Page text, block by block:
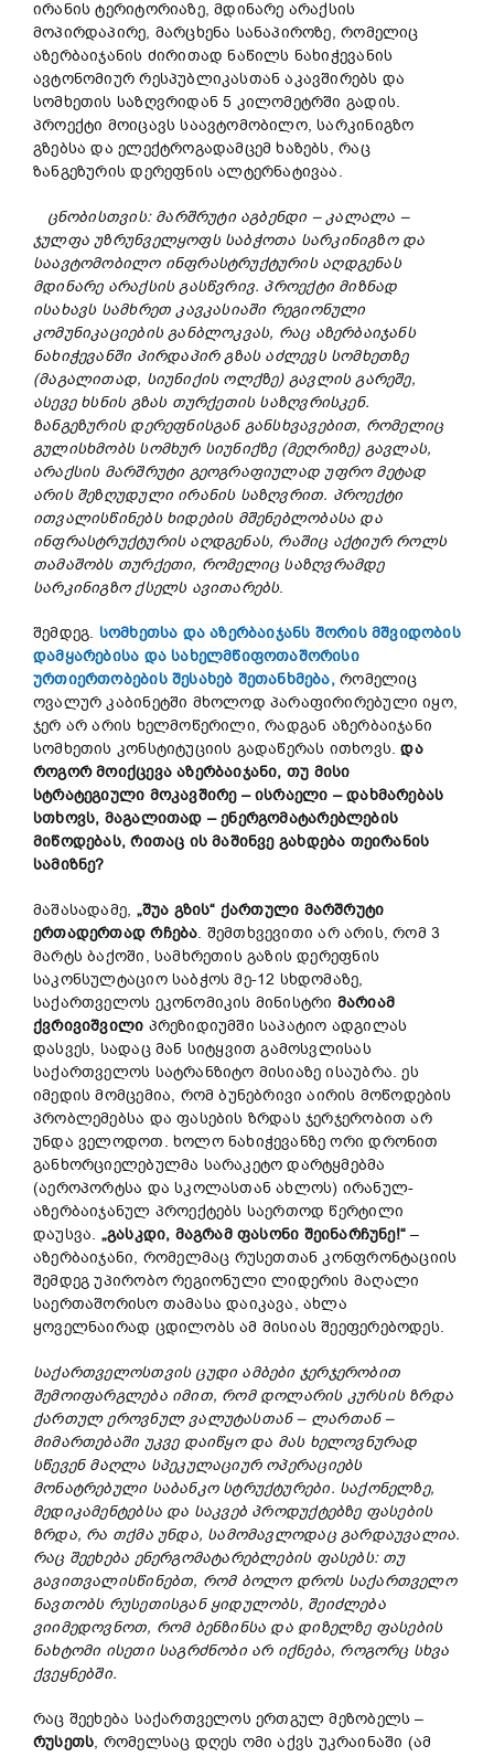
ირანის ტერიტორიაზე, მდინარე არაქსის
მოპირდაპირე, მარცხენა სანაპიროზე, რომელიც
აზერბაიჯანის ძირითად ნაწილს ნახიჭევანის
ავტონომიურ რესპუბლიკასთან აკავშირებს და
სომხეთის საზღვრიდან 5 კილომეტრში გადის.
პროექტი მოიცავს საავტომობილო, სარკინიგზო
გზებსა და ელექტროგადამცემ ხაზებს, რაც
ზანგეზურის დერეფნის ალტერნატივაა.
ცნობისთვის: მარშრუტი აგბენდი –კალალა –
ჯულფაუზრუნველყოფს საბჭოთა სარკინიგზო და
საავტომობილო ინფრასტრუქტურის აღდგენას
მდინარე არაქსისგასწვრივ. პროექტი მიზნად
ისახავს სამხრეთკავკასიაში რეგიონული
კომუნიკაციებისგანბლოკვას, რაც აზერბაიჯანს
ნახიჭევანში პირდაპირგზას აძლევს სომხეთზე
(მაგალითად, სიუნიქის ოლქზე) გავლისგარეშე,
ასევე ხსნის გზას თურქეთის საზღვრისკენ.
ზანგეზურის დერეფნისგან განსხვავებით, რომელიც
გულისხმობს სომხურ სიუნიქზე (მეღრიზე) გავლას,
არაქსის მარშრუტი გეოგრაფიულადუფრო მეტად
არის შეზღუდული ირანის საზღვრით. პროექტი
ითვალისწინებს ხიდების მშენებლობასა და
ინფრასტრუქტურის აღდგენას, რაშიც აქტიურ როლს
თამაშობს თურქეთი, რომელიც საზღვრამდე
სარკინიგზოქსელს ავითარებს.
შემდეგ. სომხეთსა და აზერბაიჯანს შორის მშვიდობის
დამყარებისა და სახელმწიფოთაშორისი
ურთიერთობების შესახებ შეთანხმება,რომელიც
ოვალურ კაბინეტში მხოლოდ პარაფირირებული იყო,
ჯერ არ არის ხელმოწერილი, რადგან აზერბაიჯანი
სომხეთის კონსტიტუციის გადაწერას ითხოვს.და
როგორმოიქცევააზერბაიჯანი, თუ მისი
სტრატეგიული მოკავშირე –ისრაელი –დახმარებას
სთხოვს, მაგალითად –ენერგომატარებლების
მიწოდებას,რითაც ისმაშინვე გახდება თეირანის
სამიზნე?
მაშასადამე, „შუა გზის“ ქართული მარშრუტი
ერთადერთადრჩება. შემთხვევითი არ არის, რომ 3
მარტს ბაქოში, სამხრეთის გაზის დერეფნის
საკონსულტაციო საბჭოს მე-12 სხდომაზე,
საქართველოს ეკონომიკის მინისტრი მარიამ
ქვრივიშვილი პრეზიდიუმში საპატიო ადგილას
დასვეს, სადაც მან სიტყვით გამოსვლისას
საქართველოს სატრანზიტო მისიაზე ისაუბრა. ეს
იმედის მომცემია, რომ ბუნებრივი აირის მოწოდების
პრობლემებსა და ფასების ზრდას ჯერჯერობით არ
უნდა ველოდოთ. ხოლო ნახიჭევანზე ორი დრონით
განხორციელებულმა სარაკეტო დარტყმებმა
(აეროპორტსა და სკოლასთან ახლოს) ირანულ-
აზერბაიჯანულ პროექტებს საერთოდ წერტილი
დაუსვა. „გასკდი, მაგრამფასონი შეინარჩუნე!“ –
აზერბაიჯანი, რომელმაც რუსეთთან კონფრონტაციის
შემდეგ უპირობო რეგიონული ლიდერის მაღალი
საერთაშორისო თამასა დაიკავა, ახლა
ყოველნაირად ცდილობს ამ მისიას შეეფერებოდეს.
საქართველოსთვის ცუდი ამბები ჯერჯერობით
შემოიფარგლება იმით, რომ დოლარის კურსის ზრდა
ქართულეროვნულვალუტასთან – ლართან –
მიმართებაში უკვე დაიწყო და მას ხელოვნურად
სწევენ მაღლა სპეკულაციურ ოპერაციებს
მონატრებული საბანკო სტრუქტურები. საქონელზე,
მედიკამენტებსა და საკვებ პროდუქტებზე ფასების
ზრდა, რა თქმა უნდა, სამომავლოდაცგარდაუვალია.
რაც შეეხება ენერგომატარებლების ფასებს: თუ
გავითვალისწინებთ, რომ ბოლო დროს საქართველო
ნავთობს რუსეთისგანყიდულობს, შეიძლება
ვიიმედოვნოთ, რომ ბენზინსა და დიზელზე ფასების
ნახტომი ისეთი საგრძნობი არ იქნება, როგორც სხვა
ქვეყნებში.
რაც შეეხება საქართველოს ერთგულ მეზობელს –
რუსეთს, რომელსაც დღეს ომი აქვს უკრაინაში (ამ